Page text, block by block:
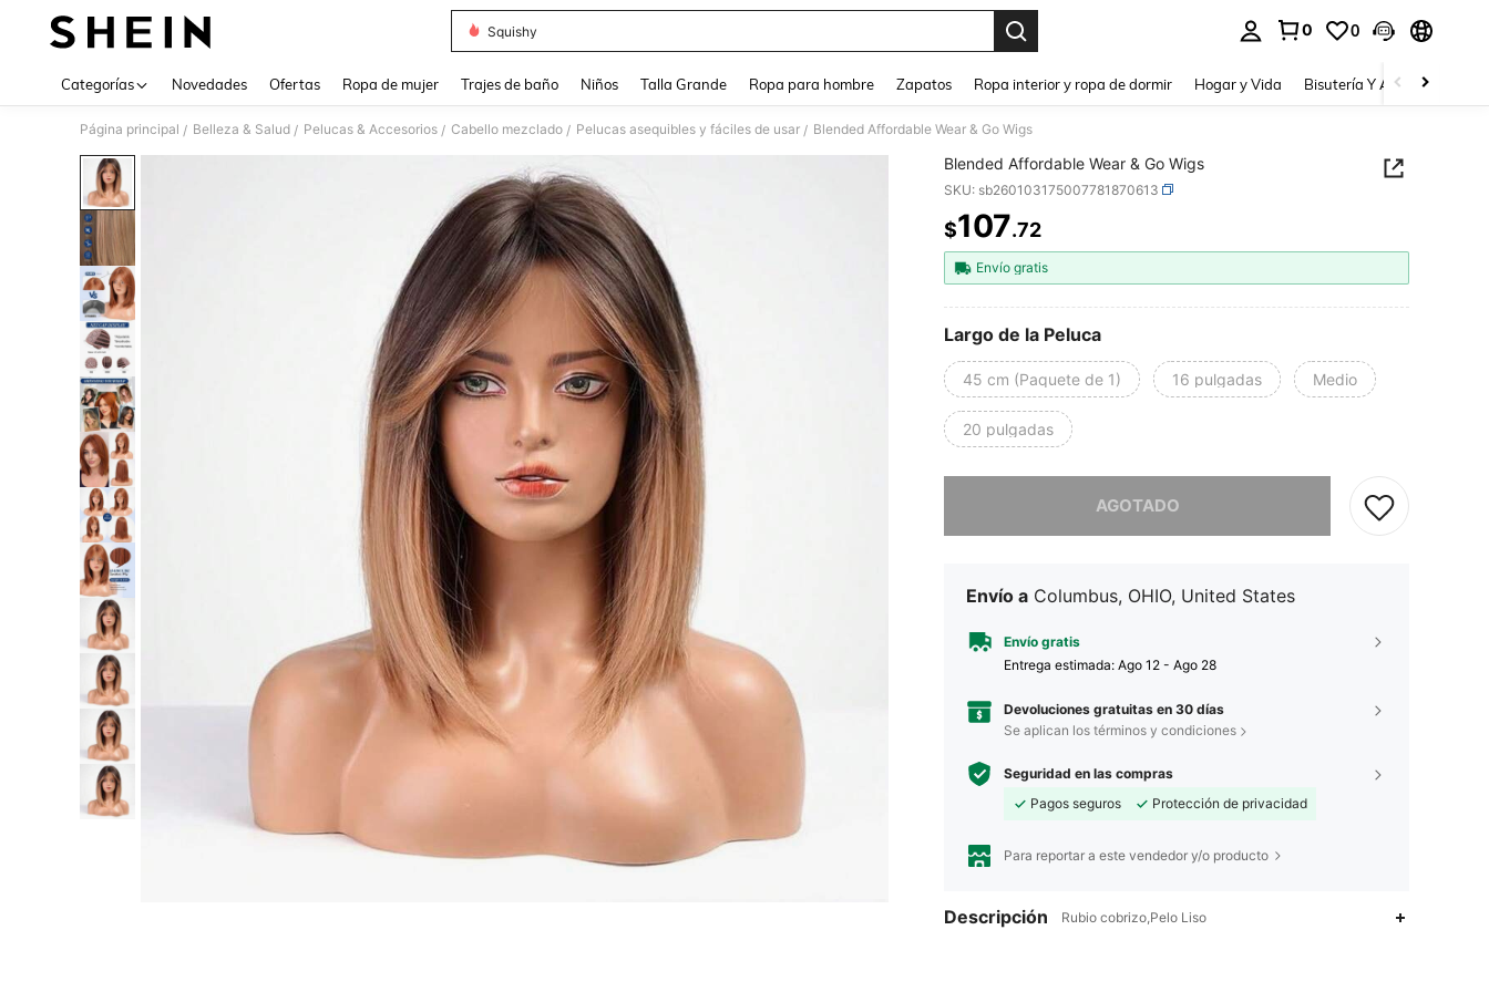
Squishy
0 0
Categorías Novedades Ofertas Ropa de mujer Trajes de baño Niños Talla Grande Ropa para hombre Zapatos Ropa interior y ropa de dormir Hogar y Vida Bisutería Y Accesorios
Página principal / Belleza & Salud / Pelucas & Accesorios / Cabello mezclado / Pelucas asequibles y fáciles de usar / Blended Affordable Wear & Go Wigs
Blended Affordable Wear & Go Wigs
SKU: sb260103175007781870613
PRICE AND AVAILABILITY
$107.72
Envío gratis
Largo de la Peluca
45 cm (Paquete de 1) 16 pulgadas Medio
20 pulgadas
AGOTADO
Envío a Columbus, OHIO, United States
Envío gratis
Entrega estimada: Ago 12 - Ago 28
Devoluciones gratuitas en 30 días
Se aplican los términos y condiciones
Seguridad en las compras
Pagos seguros
Protección de privacidad
Para reportar a este vendedor y/o producto
Descripción Rubio cobrizo,Pelo Liso